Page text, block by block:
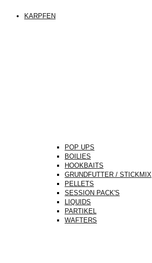
KARPFEN
POP UPS
BOILIES
HOOKBAITS
GRUNDFUTTER / STICKMIX
PELLETS
SESSION PACK'S
LIQUIDS
PARTIKEL
WAFTERS